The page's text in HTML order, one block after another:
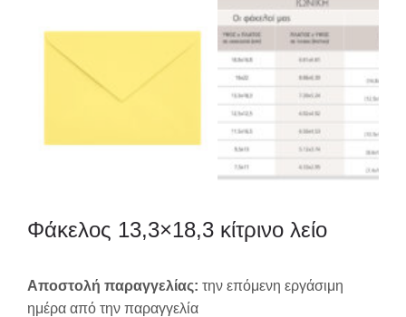
Φάκελος 13,3×18,3 κίτρινο λείο
Αποστολή παραγγελίας: την επόμενη εργάσιμη
ημέρα από την παραγγελία